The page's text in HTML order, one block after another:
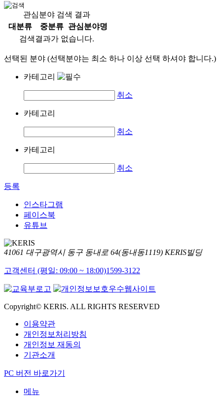
관심분야 검색 결과
대분류
중분류
관심분야명
검색결과가 없습니다.
선택된 분야 (선택분야는 최소 하나 이상 선택 하셔야 합니다.)
카테고리
취소
카테고리
취소
카테고리
취소
등록
인스타그램
페이스북
유튜브
41061 대구광역시 동구 동내로 64(동내동1119) KERIS빌딩
고객센터 (평일: 09:00 ~ 18:00)1599-3122
Copyright© KERIS. ALL RIGHTS RESERVED
이용약관
개인정보처리방침
개인정보 재동의
기관소개
PC 버전 바로가기
메뉴